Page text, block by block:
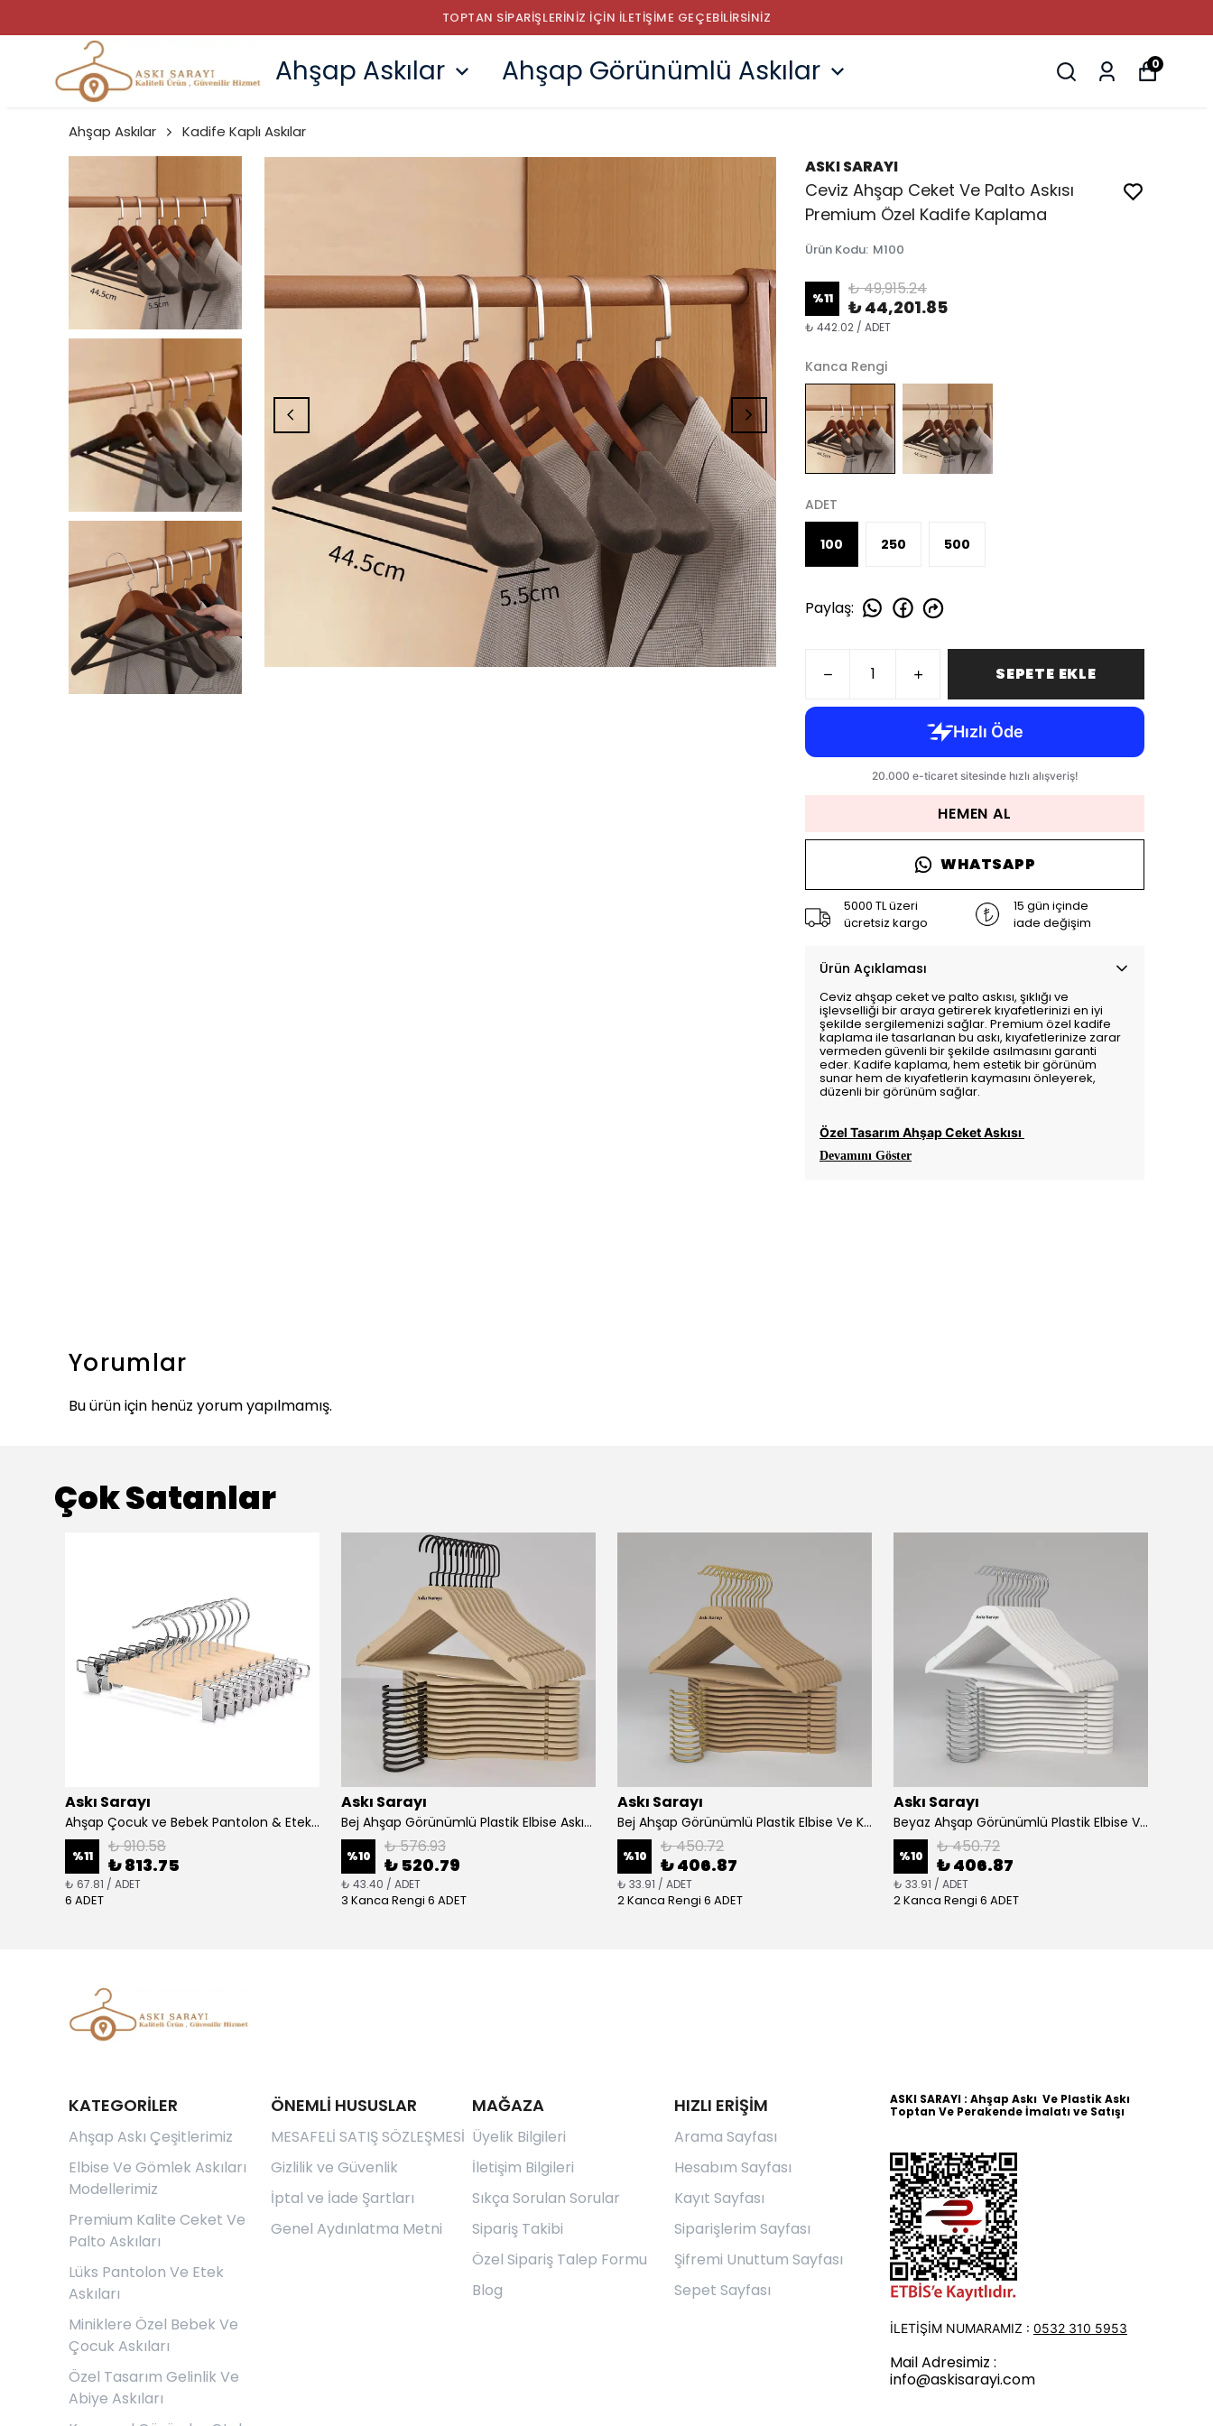
TOPTAN SİPARİŞLERİNİZ İÇİN İLETİŞİME GEÇEBİLİRSİNİZ
Ahşap Askılar Ahşap Görünümlü Askılar 0
Ahşap Askılar Kadife Kaplı Askılar
ASKI SARAYI
Ceviz Ahşap Ceket Ve Palto Askısı
Premium Özel Kadife Kaplama
Ürün Kodu: M100
%11 ₺ 49,915.24
₺ 44,201.85
₺ 442.02 / ADET
Kanca Rengi
ADET
100 250 500
Paylaş:
SEPETE EKLE
HEMEN AL
WHATSAPP
5000 TL üzeri
ücretsiz kargo
15 gün içinde
iade değişim
Ürün Açıklaması
Ceviz ahşap ceket ve palto askısı, şıklığı ve
işlevselliği bir araya getirerek kıyafetlerinizi en iyi
şekilde sergilemenizi sağlar. Premium özel kadife
kaplama ile tasarlanan bu askı, kıyafetlerinize zarar
vermeden güvenli bir şekilde asılmasını garanti
eder. Kadife kaplama, hem estetik bir görünüm
sunar hem de kıyafetlerin kaymasını önleyerek,
düzenli bir görünüm sağlar.
Özel Tasarım Ahşap Ceket Askısı
Devamını Göster
Yorumlar
Bu ürün için henüz yorum yapılmamış.
Çok Satanlar
Askı Sarayı
Ahşap Çocuk ve Bebek Pantolon & Etek Askısı Gümüş Kare Mandal Standart Kanca
%11 ₺ 910.58
₺ 813.75
₺ 67.81 / ADET
6 ADET
Askı Sarayı
Bej Ahşap Görünümlü Plastik Elbise Askısı Premium Özel Amerikan Kanca
%10 ₺ 576.93
₺ 520.79
₺ 43.40 / ADET
3 Kanca Rengi 6 ADET
Askı Sarayı
Bej Ahşap Görünümlü Plastik Elbise Ve Kıyafet Askısı Standart Kanca
%10 ₺ 450.72
₺ 406.87
₺ 33.91 / ADET
2 Kanca Rengi 6 ADET
Askı Sarayı
Beyaz Ahşap Görünümlü Plastik Elbise Ve Kıyafet Askısı Standart Kanca
%10 ₺ 450.72
₺ 406.87
₺ 33.91 / ADET
2 Kanca Rengi 6 ADET
KATEGORİLER
Ahşap Askı Çeşitlerimiz
Elbise Ve Gömlek Askıları
Modellerimiz
Premium Kalite Ceket Ve
Palto Askıları
Lüks Pantolon Ve Etek
Askıları
Miniklere Özel Bebek Ve
Çocuk Askıları
Özel Tasarım Gelinlik Ve
Abiye Askıları
ÖNEMLİ HUSUSLAR
MESAFELİ SATIŞ SÖZLEŞMESİ
Gizlilik ve Güvenlik
İptal ve İade Şartları
Genel Aydınlatma Metni
MAĞAZA
Üyelik Bilgileri
İletişim Bilgileri
Sıkça Sorulan Sorular
Sipariş Takibi
Özel Sipariş Talep Formu
Blog
HIZLI ERİŞİM
Arama Sayfası
Hesabım Sayfası
Kayıt Sayfası
Siparişlerim Sayfası
Şifremi Unuttum Sayfası
Sepet Sayfası
ASKI SARAYI : Ahşap Askı Ve Plastik Askı
Toptan Ve Perakende İmalatı ve Satışı
İLETİŞİM NUMARAMIZ : 0532 310 5953
Mail Adresimiz :
info@askisarayi.com